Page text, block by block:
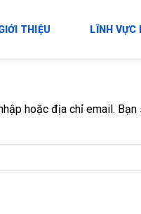
THIỆU LĨNH VỰC
hoặc địa chỉ email.